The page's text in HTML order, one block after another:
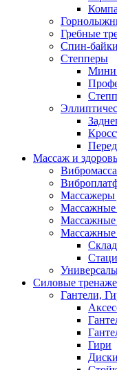
Гребные
Спин-байки
Степперы
Мини
Массаж и
Массажеры
Массажные
Массажные
Массажные
Силовые
Гантели,
Гири